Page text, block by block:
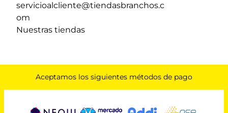
servicioalcliente@tiendasbranchos.c
om
Nuestras tiendas
Aceptamos los siguientes métodos de pago